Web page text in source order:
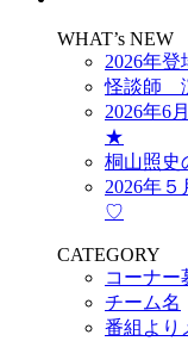
WHAT’s NEW
2026年登
怪談師
2026年6
★
桐山照史
2026年
♡
CATEGORY
コーナー
チーム名
番組より